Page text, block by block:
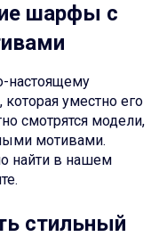
шарфы с
настоящему
уместно его
смотрятся модели,
мотивами.
найти в нашем
стильный